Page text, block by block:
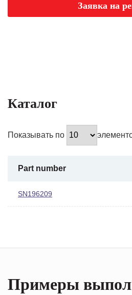
Заявка на
Каталог
Показывать по
Part number
SN196209
Примеры